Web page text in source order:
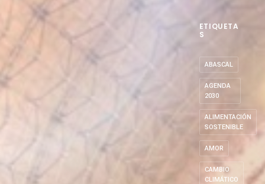
ETIQUETA
S
ABASCAL
AGENDA
2030
ALIMENTACIÓN
SOSTENIBLE
AMOR
CAMBIO
CLIMÁTICO